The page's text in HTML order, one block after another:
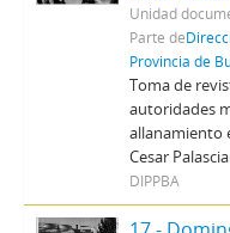
Unidad
Parte de
Provincia de
Toma de
autoridades
allanamiento
Cesar
DIPPBA